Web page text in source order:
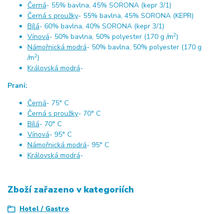
Černá- 55% bavlna, 45% SORONA (kepr 3/1)
Černá s proužky- 55% bavlna, 45% SORONA (KEPR)
Bílá- 60% bavlna, 40% SORONA (kepr 3/1)
Vínová- 50% bavlna, 50% polyester (170 g /m2)
Námořnická modrá- 50% bavlna, 50% polyester (170 g
/m2)
Královská modrá-
Praní:
Černá- 75° C
Černá s proužky- 70° C
Bílá- 70° C
Vínová- 95° C
Námořnická modrá- 95° C
Královská modrá-
Zboží zařazeno v kategoriích
Hotel / Gastro